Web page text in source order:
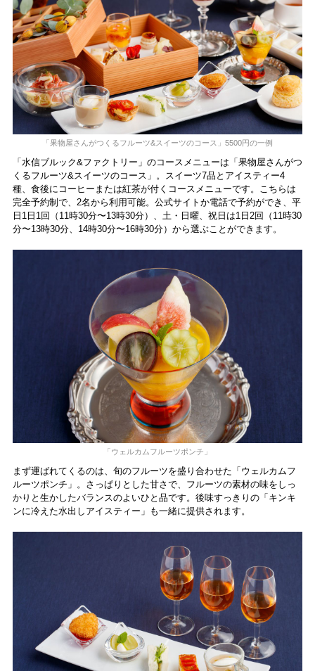
「果物屋さんがつくるフルーツ&スイーツのコース」5500円の一例
「水信ブルック&ファクトリー」のコースメニューは「果物屋さんがつ
くるフルーツ&スイーツのコース」。スイーツ7品とアイスティー4
種、食後にコーヒーまたは紅茶が付くコースメニューです。こちらは
完全予約制で、2名から利用可能。公式サイトか電話で予約ができ、平
日1日1回（11時30分〜13時30分）、土・日曜、祝日は1日2回（11時30
分〜13時30分、14時30分〜16時30分）から選ぶことができます。
「ウェルカムフルーツポンチ」
まず運ばれてくるのは、旬のフルーツを盛り合わせた「ウェルカムフ
ルーツポンチ」。さっぱりとした甘さで、フルーツの素材の味をしっ
かりと生かしたバランスのよいひと品です。後味すっきりの「キンキ
ンに冷えた水出しアイスティー」も一緒に提供されます。